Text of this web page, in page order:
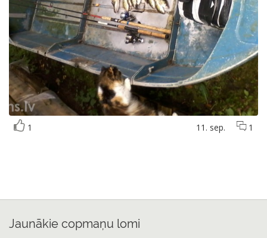
1 11. sep. 1
Jaunākie copmaņu lomi